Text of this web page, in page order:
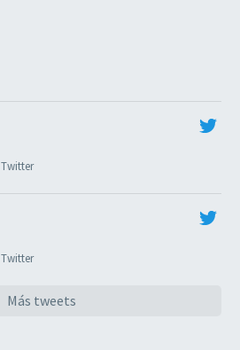
Twitter
Twitter
Más tweets